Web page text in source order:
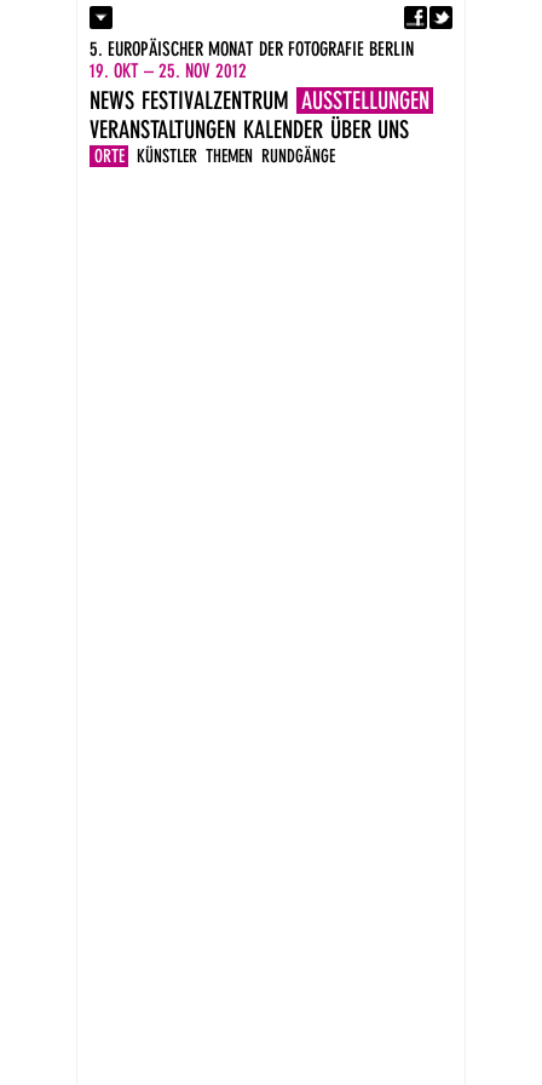
Kontakt
Presse
Impressum
DE
EN
5. EUROPÄISCHER MONAT DER FOTOGRAFIE BERLIN
19. OKT – 25. NOV 2012
NEWS FESTIVALZENTRUM AUSSTELLUNGEN
ORTE KÜNSTLER THEMEN RUNDGÄNGE
VERANSTALTUNGEN KALENDER ÜBER UNS